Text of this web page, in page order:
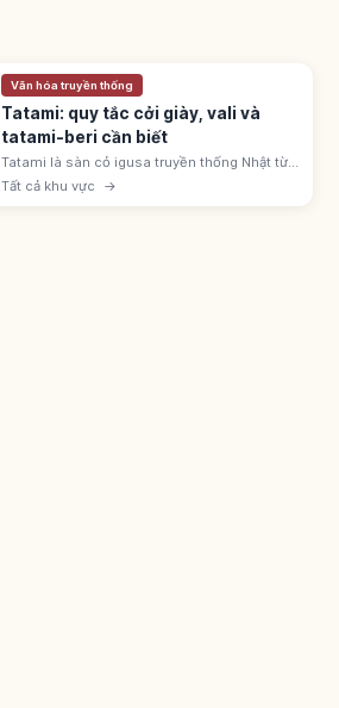
Văn hóa truyền thống
Tatami: quy tắc cởi giày, vali và
tatami-beri cần biết
Tatami là sàn cỏ igusa truyền thống Nhật từ
thời Muromachi. Cởi giày dép, không kéo
vali, tránh giẫm viền tatami-beri; mang tất
Tất cả khu vực →